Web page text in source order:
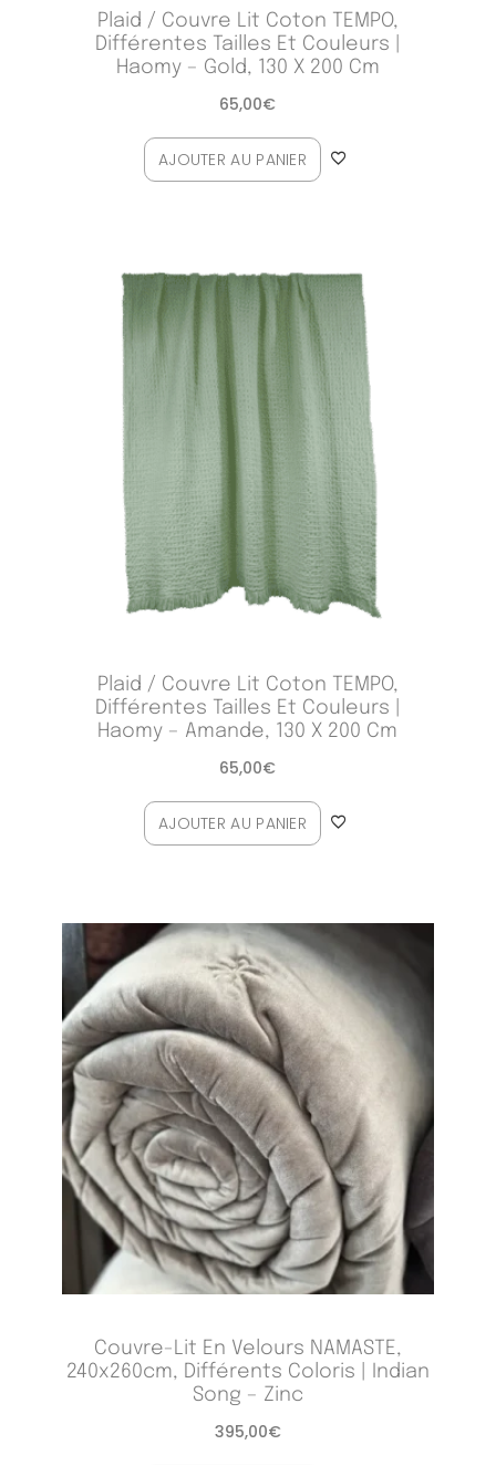
Plaid / Couvre Lit Coton TEMPO,
Différentes Tailles Et Couleurs |
Haomy – Gold, 130 X 200 Cm
65,00€
AJOUTER AU PANIER
Plaid / Couvre Lit Coton TEMPO,
Différentes Tailles Et Couleurs |
Haomy – Amande, 130 X 200 Cm
65,00€
AJOUTER AU PANIER
Couvre-Lit En Velours NAMASTE,
240x260cm, Différents Coloris | Indian
Song – Zinc
395,00€